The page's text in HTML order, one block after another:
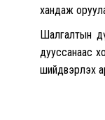
хандаж
Шалгалтын
дууссанаас
шийдвэрлэх